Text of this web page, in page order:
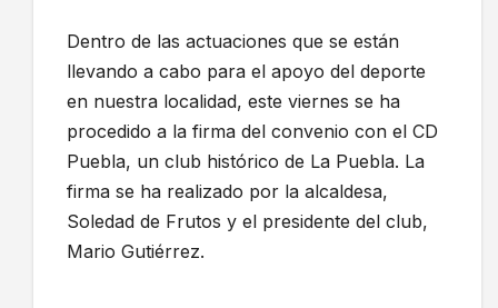
Dentro de las actuaciones que se están
llevando a cabo para el apoyo del deporte
en nuestra localidad, este viernes se ha
procedido a la firma del convenio con el CD
Puebla, un club histórico de La Puebla. La
firma se ha realizado por la alcaldesa,
Soledad de Frutos y el presidente del club,
Mario Gutiérrez.